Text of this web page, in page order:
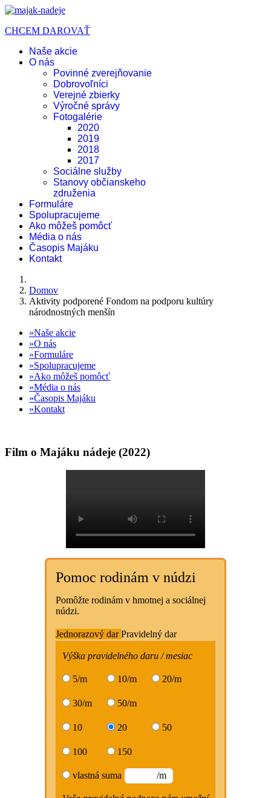
CHCEM DAROVAŤ
Naše akcie
O nás
Povinné zverejňovanie
Dobrovoľníci
Verejné zbierky
Výročné správy
Fotogalérie
2020
2019
2018
2017
Sociálne služby
Stanovy občianskeho
združenia
Formuláre
Spolupracujeme
Ako môžeš pomôcť
Média o nás
Časopis Majáku
Kontakt
Domov
Aktivity podporené Fondom na podporu kultúry
národnostných menšín
Naše akcie
O nás
Formuláre
Spolupracujeme
Ako môžeš pomôcť
Média o nás
Časopis Majáku
Kontakt
Film o Majáku nádeje (2022)